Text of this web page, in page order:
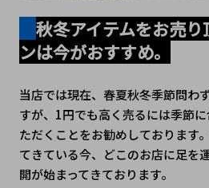
秋冬アイテムをお売
ンは今がおすすめ。
当店では現在、春夏秋冬季節問わ
すが、1円でも高く売るには季節
ただくことをお勧めしております
てきている今、どこのお店に足を
開が始まってきております。